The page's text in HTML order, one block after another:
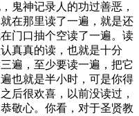
鬼神记录人的功过善恶，
在那里读了一遍，就是还
门口抽个空读了一遍。读
真真的读，也就是十分
遍，至少要读一遍，把它
也就是半小时，可是你得
后很欢喜，以前没读过，
敬心。你看，对于圣贤教